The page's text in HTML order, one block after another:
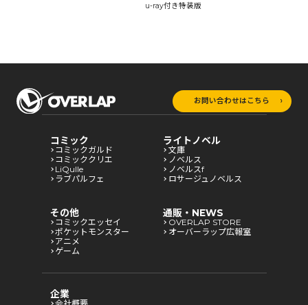
u-ray付き特装版
お問い合わせはこちら
コミック
コミックガルド
コミッククリエ
LiQulle
ラブパルフェ
ライトノベル
文庫
ノベルス
ノベルスf
ロサージュノベルス
その他
コミックエッセイ
ポケットモンスター
アニメ
ゲーム
通販・NEWS
OVERLAP STORE
オーバーラップ広報室
企業